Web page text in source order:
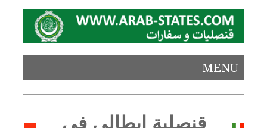
MENU
قنصلية إيطالي في